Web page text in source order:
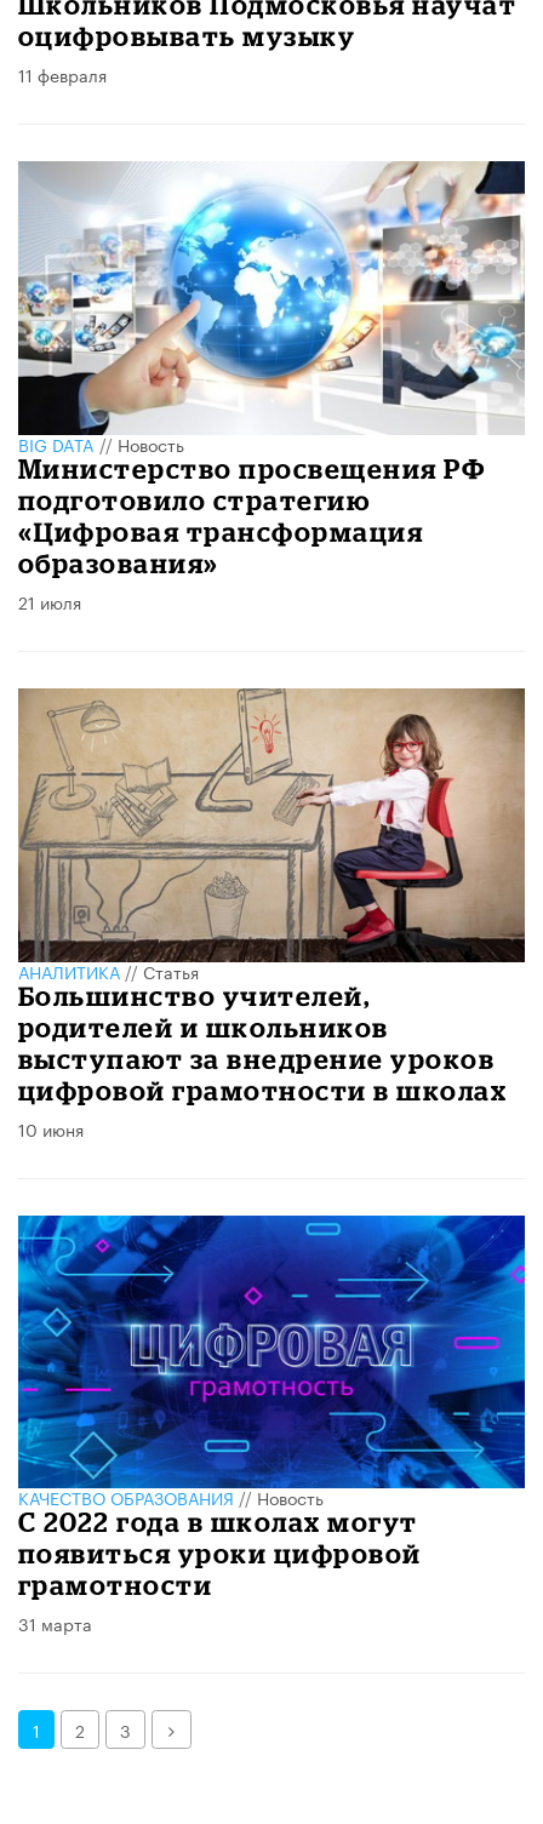
оцифровывать музыку
11 февраля
BIG DATA//Новость
Министерство просвещения РФ
подготовило стратегию
«Цифровая трансформация
образования»
21 июля
АНАЛИТИКА//Статья
Большинство учителей,
родителей и школьников
выступают за внедрение уроков
цифровой грамотности в школах
10 июня
КАЧЕСТВО ОБРАЗОВАНИЯ//Новость
С 2022 года в школах могут
появиться уроки цифровой
грамотности
31 марта
1 2 3 Далее